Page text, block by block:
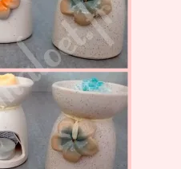
être
choisies
sur
la
page
du
produit